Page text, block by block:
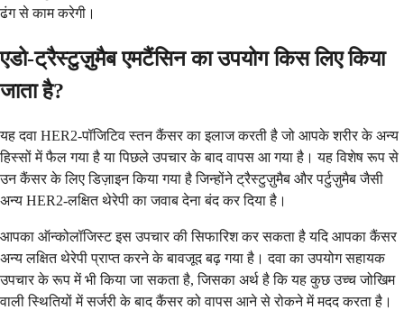
ढंग से काम करेगी।
एडो-ट्रैस्टुज़ुमैब एमटैंसिन का उपयोग किस लिए किया
जाता है?
यह दवा HER2-पॉजिटिव स्तन कैंसर का इलाज करती है जो आपके शरीर के अन्य
हिस्सों में फैल गया है या पिछले उपचार के बाद वापस आ गया है। यह विशेष रूप से
उन कैंसर के लिए डिज़ाइन किया गया है जिन्होंने ट्रैस्टुज़ुमैब और पर्टुज़ुमैब जैसी
अन्य HER2-लक्षित थेरेपी का जवाब देना बंद कर दिया है।
आपका ऑन्कोलॉजिस्ट इस उपचार की सिफारिश कर सकता है यदि आपका कैंसर
अन्य लक्षित थेरेपी प्राप्त करने के बावजूद बढ़ गया है। दवा का उपयोग सहायक
उपचार के रूप में भी किया जा सकता है, जिसका अर्थ है कि यह कुछ उच्च जोखिम
वाली स्थितियों में सर्जरी के बाद कैंसर को वापस आने से रोकने में मदद करता है।